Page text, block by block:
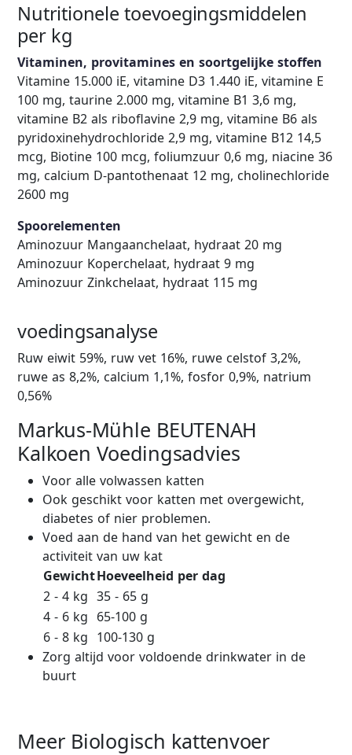
Nutritionele toevoegingsmiddelen
per kg
Vitaminen, provitamines en soortgelijke stoffen
Vitamine 15.000 iE, vitamine D3 1.440 iE, vitamine E
100 mg, taurine 2.000 mg, vitamine B1 3,6 mg,
vitamine B2 als riboflavine 2,9 mg, vitamine B6 als
pyridoxinehydrochloride 2,9 mg, vitamine B12 14,5
mcg, Biotine 100 mcg, foliumzuur 0,6 mg, niacine 36
mg, calcium D-pantothenaat 12 mg, cholinechloride
2600 mg
Spoorelementen
Aminozuur Mangaanchelaat, hydraat 20 mg
Aminozuur Koperchelaat, hydraat 9 mg
Aminozuur Zinkchelaat, hydraat 115 mg
voedingsanalyse
Ruw eiwit 59%, ruw vet 16%, ruwe celstof 3,2%,
ruwe as 8,2%, calcium 1,1%, fosfor 0,9%, natrium
0,56%
Markus-Mühle BEUTENAH
Kalkoen Voedingsadvies
Voor alle volwassen katten
Ook geschikt voor katten met overgewicht,
diabetes of nier problemen.
Voed aan de hand van het gewicht en de
activiteit van uw kat
GewichtHoeveelheid per dag
2 - 4 kg 35 - 65 g
4 - 6 kg 65-100 g
6 - 8 kg 100-130 g
Zorg altijd voor voldoende drinkwater in de
buurt
Meer Biologisch kattenvoer